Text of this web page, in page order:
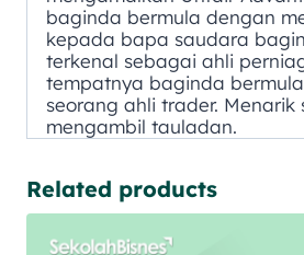
baginda bermula dengan
kepada bapa saudara
terkenal sebagai ahli
tempatnya baginda
seorang ahli trader. Menarik
mengambil tauladan.
Related products